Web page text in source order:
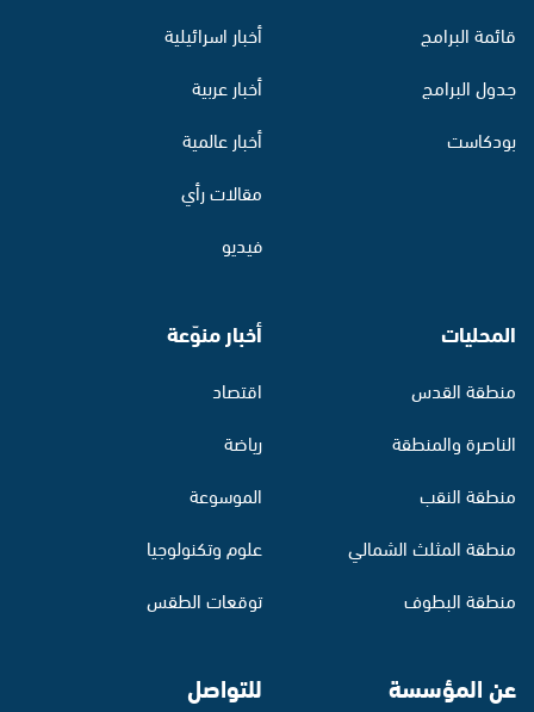
قائمة البرامج
جدول البرامج
بودكاست
أخبار اسرائيلية
أخبار عربية
أخبار عالمية
مقالات رأي
فيديو
المحليات
منطقة القدس
الناصرة والمنطقة
منطقة النقب
منطقة المثلث الشمالي
منطقة البطوف
أخبار منوّعة
اقتصاد
رياضة
الموسوعة
علوم وتكنولوجيا
توقعات الطقس
عن المؤسسة للتواصل